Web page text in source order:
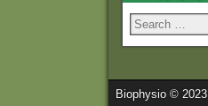
Biophysio © 2023